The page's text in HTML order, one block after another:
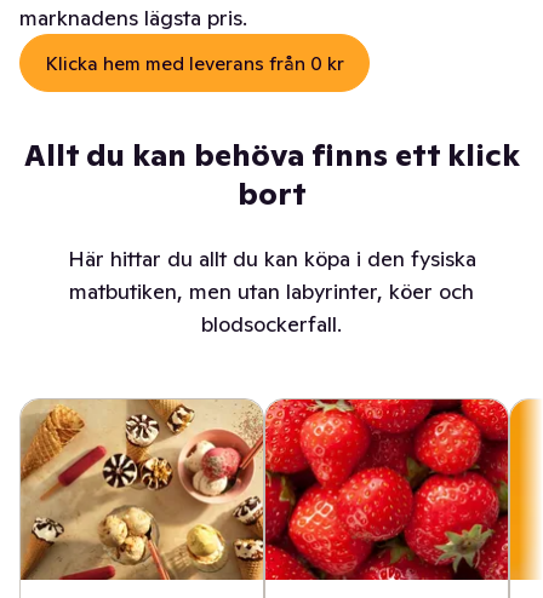
marknadens lägsta pris.
Klicka hem med leverans från 0 kr
Allt du kan behöva finns ett klick
bort
Här hittar du allt du kan köpa i den fysiska
matbutiken, men utan labyrinter, köer och
blodsockerfall.